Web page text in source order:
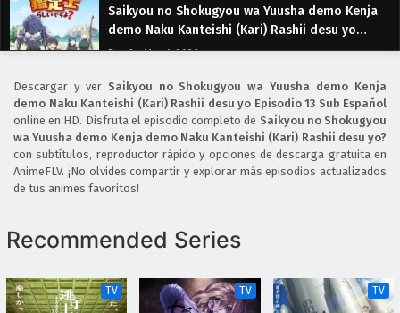
Saikyou no Shokugyou wa Yuusha demo Kenja
demo Naku Kanteishi (Kari) Rashii desu yo
Episodio 6 Sub Español
Eps 6 - May 1, 2026
Saikyou no Shokugyou wa Yuusha demo Kenja
demo Naku Kanteishi (Kari) Rashii desu yo
Episodio 5 Sub Español
Eps 5 - April 30, 2026
Saikyou no Shokugyou wa Yuusha demo Kenja
demo Naku Kanteishi (Kari) Rashii desu yo
demo Naku Kanteishi (Kari) Rashii desu yo
Episodio 3 Sub Español
Eps 3 - April 30, 2026
Descargar y ver Saikyou no Shokugyou wa Yuusha demo Kenja
demo Naku Kanteishi (Kari) Rashii desu yo Episodio 13 Sub Español
online en HD. Disfruta el episodio completo de Saikyou no Shokugyou
wa Yuusha demo Kenja demo Naku Kanteishi (Kari) Rashii desu yo?
con subtítulos, reproductor rápido y opciones de descarga gratuita en
AnimeFLV. ¡No olvides compartir y explorar más episodios actualizados
de tus animes favoritos!
Recommended Series
TV TV TV